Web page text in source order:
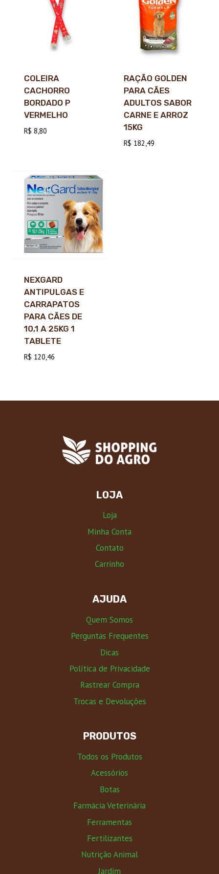
COLEIRA
CACHORRO
BORDADO P
VERMELHO
R$ 8,80
RAÇÃO GOLDEN
PARA CÃES
ADULTOS SABOR
CARNE E ARROZ
15KG
R$ 182,49
NEXGARD
ANTIPULGAS E
CARRAPATOS
PARA CÃES DE
10,1 A 25KG 1
TABLETE
R$ 120,46
LOJA
Loja
Minha Conta
Contato
Carrinho
AJUDA
Quem Somos
Perguntas Frequentes
Dicas
Política de Privacidade
Rastrear Compra
Trocas e Devoluções
PRODUTOS
Todos os Produtos
Acessórios
Botas
Farmácia Veterinária
Ferramentas
Fertilizantes
Nutrição Animal
Jardim